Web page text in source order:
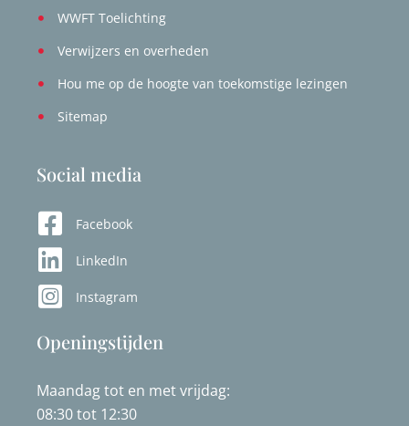
WWFT Toelichting
Verwijzers en overheden
Hou me op de hoogte van toekomstige lezingen
Sitemap
Social media
Facebook
LinkedIn
Instagram
Openingstijden
Maandag tot en met vrijdag:
08:30 tot 12:30